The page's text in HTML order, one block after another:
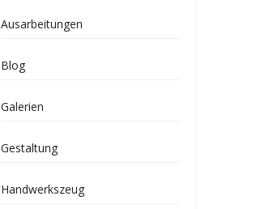
Ausarbeitungen
Blog
Galerien
Gestaltung
Handwerkszeug